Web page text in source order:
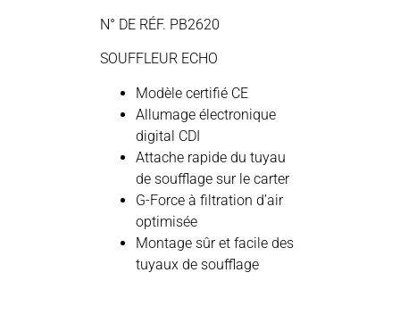
N° DE RÉF. PB2620
SOUFFLEUR ECHO
Modèle certifié CE
Allumage électronique
digital CDI
Attache rapide du tuyau
de soufflage sur le carter
G-Force à filtration d’air
optimisée
Montage sûr et facile des
tuyaux de soufflage